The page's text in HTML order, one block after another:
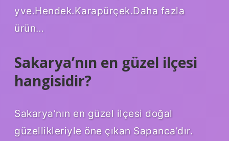
yve.Hendek.Karapürçek.Daha fazla
ürün…
Sakarya’nın en güzel ilçesi
hangisidir?
Sakarya’nın en güzel ilçesi doğal
güzellikleriyle öne çıkan Sapanca’dır.